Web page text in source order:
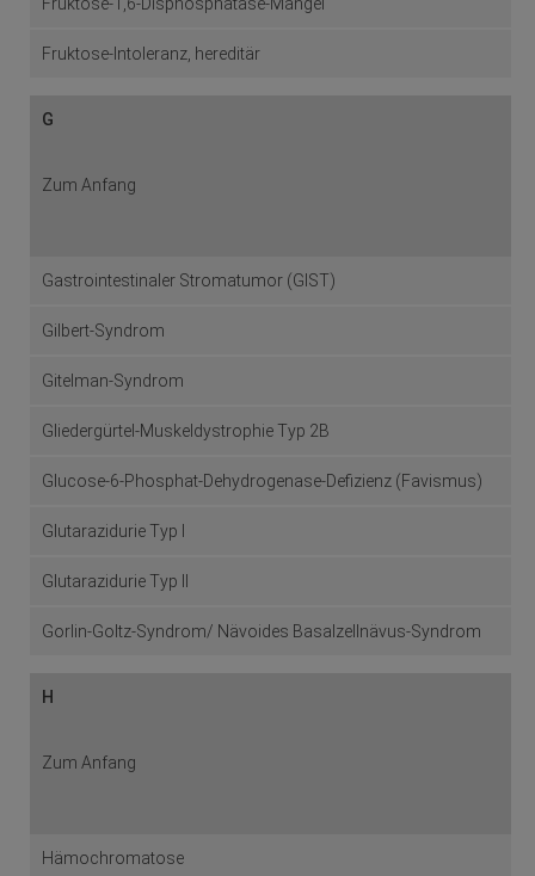
Fruktose-1,6-Disphosphatase-Mangel
Fruktose-Intoleranz, hereditär
G
Zum Anfang
Gastrointestinaler Stromatumor (GIST)
Gilbert-Syndrom
Gitelman-Syndrom
Gliedergürtel-Muskeldystrophie Typ 2B
Glucose-6-Phosphat-Dehydrogenase-Defizienz (Favismus)
Glutarazidurie Typ I
Glutarazidurie Typ II
Gorlin-Goltz-Syndrom/ Nävoides Basalzellnävus-Syndrom
H
Zum Anfang
Hämochromatose